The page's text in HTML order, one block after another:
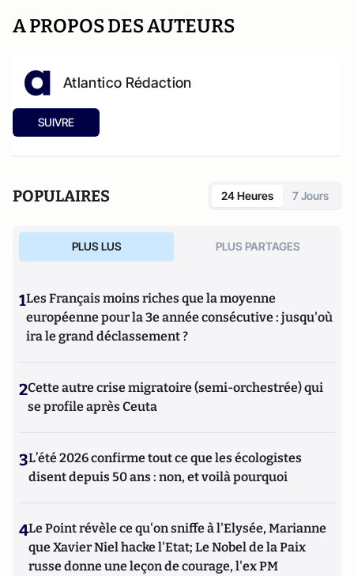
A PROPOS DES AUTEURS
Atlantico Rédaction
SUIVRE
POPULAIRES 24 Heures 7 Jours
PLUS LUS PLUS PARTAGES
1Les Français moins riches que la moyenne
européenne pour la 3e année consécutive : jusqu'où
ira le grand déclassement ?
2Cette autre crise migratoire (semi-orchestrée) qui
se profile après Ceuta
3L’été 2026 confirme tout ce que les écologistes
disent depuis 50 ans : non, et voilà pourquoi
4Le Point révèle ce qu'on sniffe à l'Elysée, Marianne
que Xavier Niel hacke l'Etat; Le Nobel de la Paix
russe donne une leçon de courage, l'ex PM